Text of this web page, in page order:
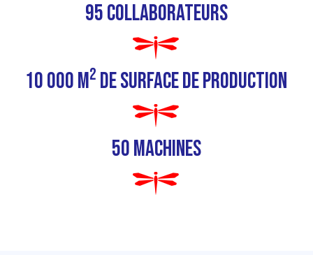
95 collaborateurs
10 000 m2 de surface de production
50 machines